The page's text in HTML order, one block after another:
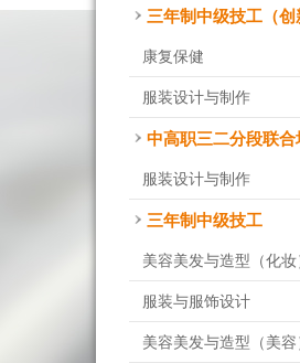
三年制中级技工（创
康复保健
服装设计与制作
中高职三二分段联合
服装设计与制作
三年制中级技工
美容美发与造型（化妆
服装与服饰设计
美容美发与造型（美容